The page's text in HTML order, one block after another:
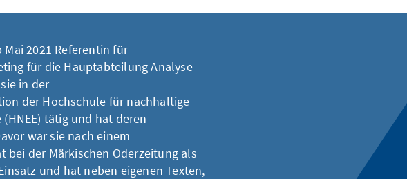
2021 Referentin für
für die Hauptabteilung Analyse
in der
der Hochschule für nachhaltige
tätig und hat deren
war sie nach einem
der Märkischen Oderzeitung als
und hat neben eigenen Texten,